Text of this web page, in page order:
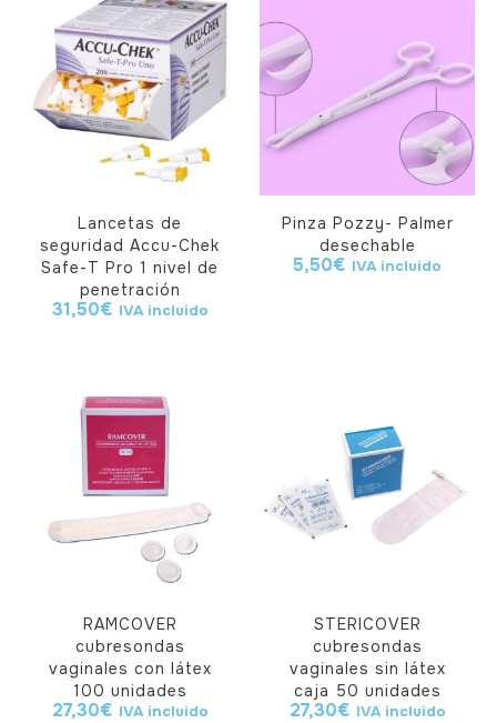
Lancetas de
seguridad Accu-Chek
Safe-T Pro 1 nivel de
penetración
31,50€ IVA incluido
Pinza Pozzy- Palmer
desechable
5,50€ IVA incluido
RAMCOVER
cubresondas
vaginales con látex
100 unidades
27,30€ IVA incluido
STERICOVER
cubresondas
vaginales sin látex
caja 50 unidades
27,30€ IVA incluido